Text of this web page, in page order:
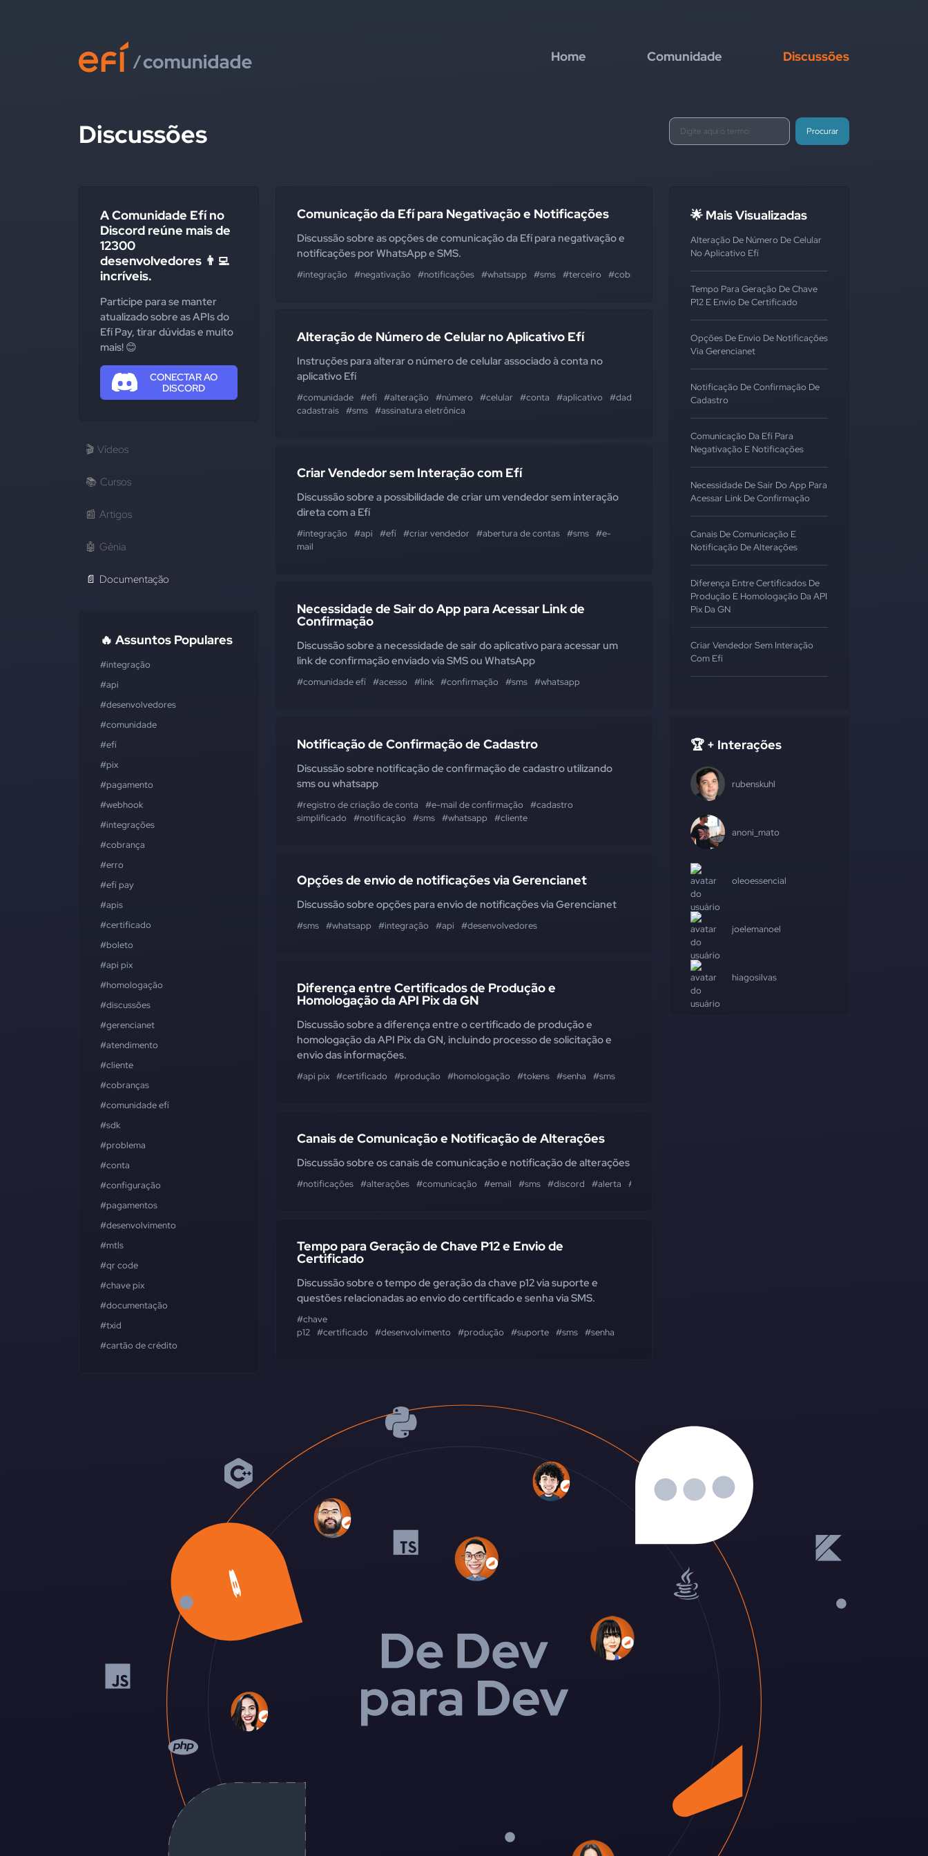
Home Comunidade Discussões
Discussões Procurar
A Comunidade Efí no
Discord reúne mais de
12300
desenvolvedores 👨‍💻
incríveis.
Participe para se manter
atualizado sobre as APIs do
Efí Pay, tirar dúvidas e muito
mais! 😊
CONECTAR AO
DISCORD
🎬 Vídeos
📚 Cursos
📰 Artigos
🤖 Gênia
📄 Documentação
🔥 Assuntos Populares
#integração
#api
#desenvolvedores
#comunidade
#efí
#pix
#pagamento
#webhook
#integrações
#cobrança
#erro
#efí pay
#apis
#certificado
#boleto
#api pix
#homologação
#discussões
#gerencianet
#atendimento
#cliente
#cobranças
#comunidade efí
#sdk
#problema
#conta
#configuração
#pagamentos
#desenvolvimento
#mtls
#qr code
#chave pix
#documentação
#txid
#cartão de crédito
Comunicação da Efí para Negativação e Notificações
Discussão sobre as opções de comunicação da Efí para negativação e
notificações por WhatsApp e SMS.
#integração #negativação #notificações #whatsapp #sms #terceiro #cobranças #boleto #carnê #cartão
Alteração de Número de Celular no Aplicativo Efí
Instruções para alterar o número de celular associado à conta no
aplicativo Efí
#comunidade #efí #alteração #número #celular #conta #aplicativo
#dados
cadastrais #sms #assinatura eletrônica
Criar Vendedor sem Interação com Efí
Discussão sobre a possibilidade de criar um vendedor sem interação
direta com a Efí
#integração #api #efí #criar vendedor #abertura de contas #sms #e-
mail
Necessidade de Sair do App para Acessar Link de
Confirmação
Discussão sobre a necessidade de sair do aplicativo para acessar um
link de confirmação enviado via SMS ou WhatsApp
#comunidade efí #acesso #link #confirmação #sms #whatsapp
Notificação de Confirmação de Cadastro
Discussão sobre notificação de confirmação de cadastro utilizando
sms ou whatsapp
#registro de criação de conta #e-mail de confirmação
#cadastro
simplificado
#notificação #sms #whatsapp #cliente
Opções de envio de notificações via Gerencianet
Discussão sobre opções para envio de notificações via Gerencianet
#sms #whatsapp #integração #api #desenvolvedores
Diferença entre Certificados de Produção e
Homologação da API Pix da GN
Discussão sobre a diferença entre o certificado de produção e
homologação da API Pix da GN, incluindo processo de solicitação e
envio das informações.
#api pix #certificado #produção #homologação #tokens #senha #sms
Canais de Comunicação e Notificação de Alterações
Discussão sobre os canais de comunicação e notificação de alterações
#notificações #alterações #comunicação #email #sms #discord #alerta #sistema
Tempo para Geração de Chave P12 e Envio de
Certificado
Discussão sobre o tempo de geração da chave p12 via suporte e
questões relacionadas ao envio do certificado e senha via SMS.
#chave
p12 #certificado #desenvolvimento #produção #suporte #sms #senha
🌟 Mais Visualizadas
Alteração De Número De Celular
No Aplicativo Efí
Tempo Para Geração De Chave
P12 E Envio De Certificado
Opções De Envio De Notificações
Via Gerencianet
Notificação De Confirmação De
Cadastro
Comunicação Da Efí Para
Negativação E Notificações
Necessidade De Sair Do App Para
Acessar Link De Confirmação
Canais De Comunicação E
Notificação De Alterações
Diferença Entre Certificados De
Produção E Homologação Da API
Pix Da GN
Criar Vendedor Sem Interação
Com Efí
🏆 + Interações
rubenskuhl
anoni_mato
oleoessencial
joelemanoel
hiagosilvas